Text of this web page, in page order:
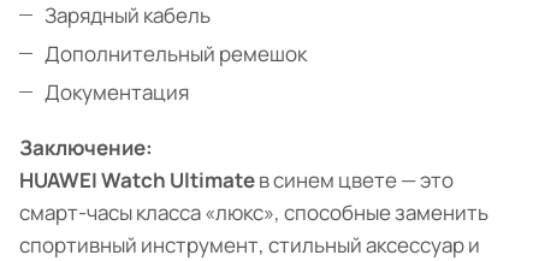
Зарядный кабель
Дополнительный ремешок
Документация
Заключение:
HUAWEI Watch Ultimateв синем цвете — это
смарт-часы класса «люкс», способные заменить
спортивный инструмент, стильный аксессуар и